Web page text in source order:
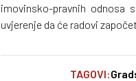
imovinsko-pravnih odnosa
uvjerenje da će radovi
TAGOVI: